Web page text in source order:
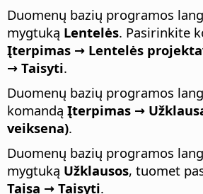
Duomenų bazių programos
mygtuką Lentelės. Pasirinkite
Įterpimas → Lentelės
→ Taisyti.
Duomenų bazių programos
komandą Įterpimas →
veiksena).
Duomenų bazių programos
mygtuką Užklausos, tuomet
Taisa → Taisyti.